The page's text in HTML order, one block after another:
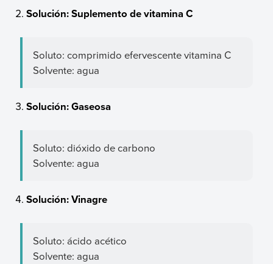
Solución: Suplemento de vitamina C
Soluto: comprimido efervescente vitamina C
Solvente: agua
Solución: Gaseosa
Soluto: dióxido de carbono
Solvente: agua
Solución: Vinagre
Soluto: ácido acético
Solvente: agua